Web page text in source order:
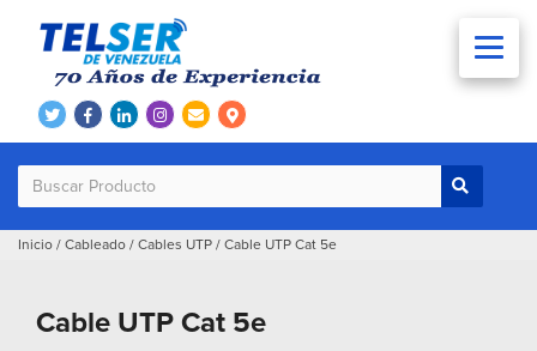
Inicio / Cableado / Cables UTP / Cable UTP Cat 5e
Cable UTP Cat 5e